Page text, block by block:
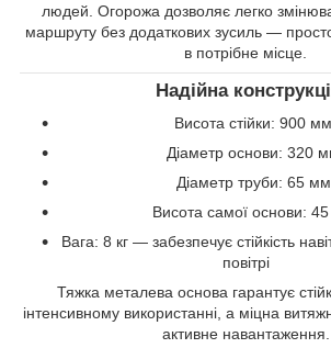
людей. Огорожа дозволяє легко
маршруту без додаткових зусиль — просто
в потрібне місце.
Надійна
Висота стійки: 900 мм
Діаметр основи: 320
Діаметр труби: 65 мм
Висота самої основи:
Вага: 8 кг — забезпечує стійкість
повітрі
Тяжка металева основа гарантує
інтенсивному використанні, а міцна
активне навантаження.